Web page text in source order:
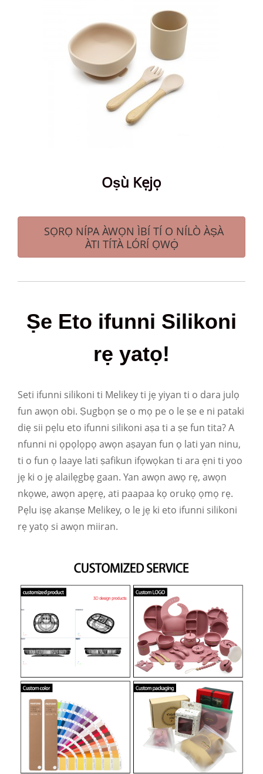
Oṣù Kẹjọ
SỌRỌ NÍPA ÀWỌN ÌBÍ TÍ O NÍLÒ ÀṢÀ
ÀTI TÍTÀ LÓRÍ ỌWỌ́
Ṣe Eto ifunni Silikoni
rẹ yatọ!
Seti ifunni silikoni ti Melikey ti jẹ yiyan ti o dara julọ
fun awọn obi. Ṣugbọn ṣe o mọ pe o le ṣe e ni pataki
diẹ sii pẹlu eto ifunni silikoni aṣa ti a ṣe fun tita? A
nfunni ni ọpọlọpọ awọn aṣayan fun ọ lati yan ninu,
ti o fun ọ laaye lati ṣafikun ifọwọkan ti ara ẹni ti yoo
jẹ ki o jẹ alailẹgbẹ gaan. Yan awọn awọ rẹ, awọn
nkọwe, awọn apẹrẹ, ati paapaa kọ orukọ ọmọ rẹ.
Pẹlu iṣẹ akanṣe Melikey, o le jẹ ki eto ifunni silikoni
rẹ yatọ si awọn miiran.